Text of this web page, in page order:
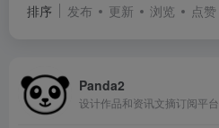
排序 发布 更新 浏览 点赞
Panda2
设计作品和资讯文摘订阅平台